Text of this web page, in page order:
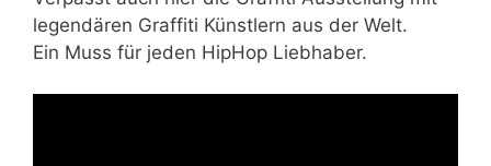
legendären Graffiti Künstlern aus der Welt.
Ein Muss für jeden HipHop Liebhaber.